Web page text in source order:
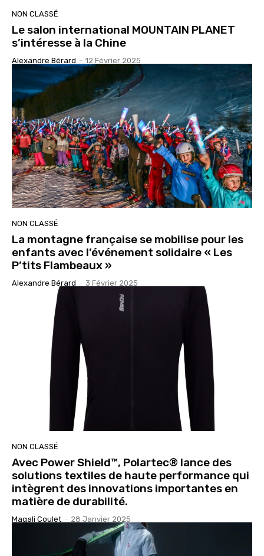
NON CLASSÉ
Le salon international MOUNTAIN PLANET
s’intéresse à la Chine
Alexandre Bérard - 12 Février 2025
NON CLASSÉ
La montagne française se mobilise pour les
enfants avec l’événement solidaire « Les
P’tits Flambeaux »
Alexandre Bérard - 3 Février 2025
NON CLASSÉ
Avec Power Shield™, Polartec® lance des
solutions textiles de haute performance qui
intègrent des innovations importantes en
matière de durabilité.
Magali Coulet - 28 Janvier 2025